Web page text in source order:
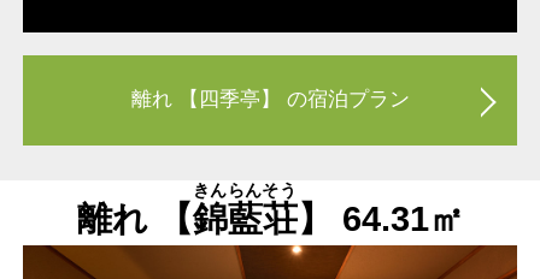
離れ 【四季亭】 の宿泊プラン
離れ 【錦藍荘
きんらんそう
】 64.31㎡